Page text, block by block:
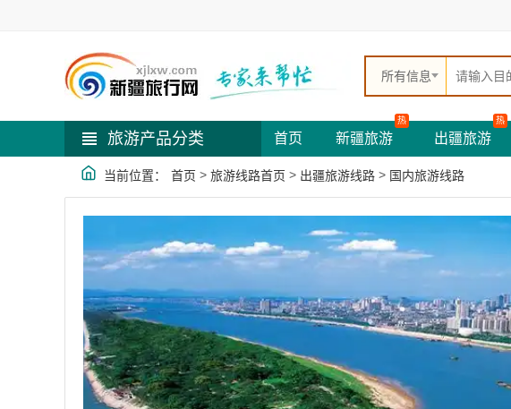
所有信息
旅游产品分类 首页 新疆旅游
热
出疆旅游
热
当前位置： 首页 > 旅游线路首页 > 出疆旅游线路 > 国内旅游线路